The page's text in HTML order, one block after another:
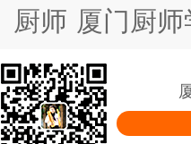
厨师 厦门厨师